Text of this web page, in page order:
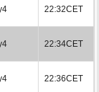
22:32CET
22:34CET
22:36CET